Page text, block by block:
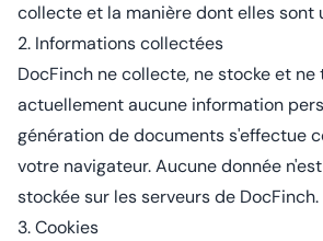
collecte et la manière dont elles sont
2. Informations collectées
DocFinch ne collecte, ne stocke et
actuellement aucune information
génération de documents s'effectue
votre navigateur. Aucune donnée
stockée sur les serveurs de DocFinch.
3. Cookies